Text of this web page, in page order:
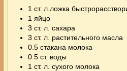
1 ст. л.ложка
1 яйцо
3 ст. л. сахара
3 ст. л. растительного масла
0.5 стакана молока
0.5 ст. воды
1 ст. л. сухого молока